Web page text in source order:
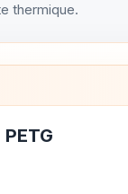
thermique.
PETG